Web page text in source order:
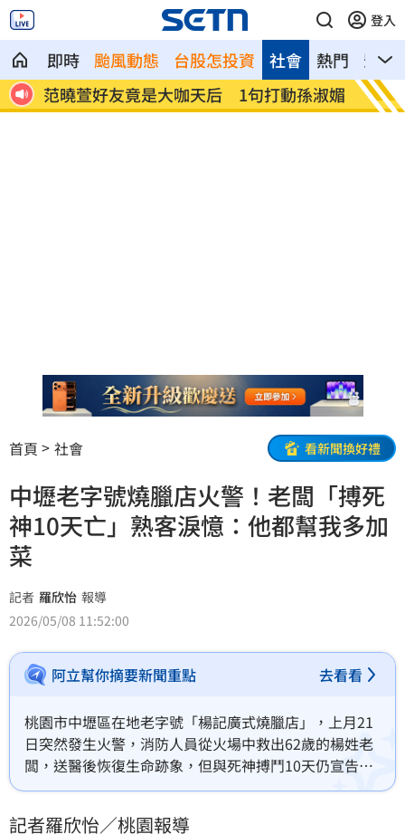
登入
即時 颱風動態 台股怎投資 熱門 影音
社會
暖
范曉萱好友竟是大咖天后 1句打動孫淑媚 鬼門
首頁 社會 看新聞換好禮
中壢老字號燒臘店火警！老闆「搏死
神10天亡」熟客淚憶：他都幫我多加
菜
記者 羅欣怡 報導
2026/05/08 11:52:00
阿立幫你摘要新聞重點 去看看
桃園市中壢區在地老字號「楊記廣式燒臘店」，上月21
日突然發生火警，消防人員從火場中救出62歲的楊姓老
闆，送醫後恢復生命跡象，但與死神搏鬥10天仍宣告不
治。臉書《我是中壢人》發布這項噩耗，網友一片惋
記者羅欣怡／桃園報導